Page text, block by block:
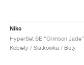
Nike
HyperSet SE "Crimson Jade"
Kobiety / Siatkówka / Buty